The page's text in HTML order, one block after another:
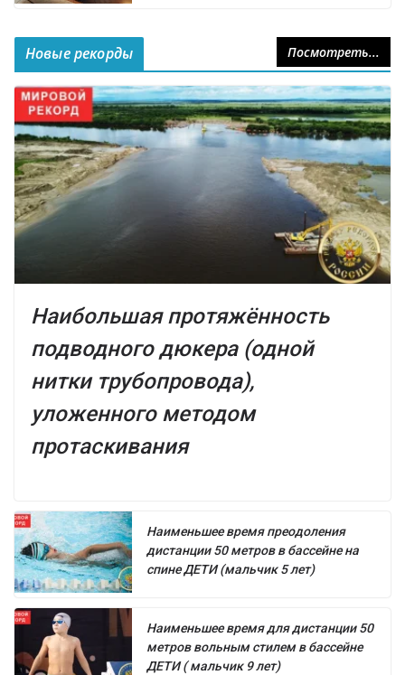
Новые рекорды Посмотреть...
Наибольшая протяжённость
подводного дюкера (одной
нитки трубопровода),
уложенного методом
протаскивания
Наименьшее время преодоления
дистанции 50 метров в бассейне на
спине ДЕТИ (мальчик 5 лет)
Наименьшее время для дистанции 50
метров вольным стилем в бассейне
ДЕТИ ( мальчик 9 лет)